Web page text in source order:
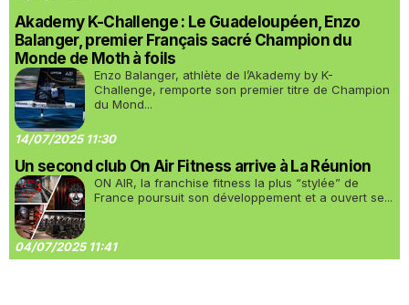
Akademy K-Challenge : Le Guadeloupéen, Enzo
Balanger, premier Français sacré Champion du
Monde de Moth à foils
Enzo Balanger, athlète de l’Akademy by K-
Challenge, remporte son premier titre de Champion
du Mond...
14/07/2025 11:30
Un second club On Air Fitness arrive à La Réunion
ON AIR, la franchise fitness la plus “stylée” de
France poursuit son développement et a ouvert se...
04/07/2025 11:41